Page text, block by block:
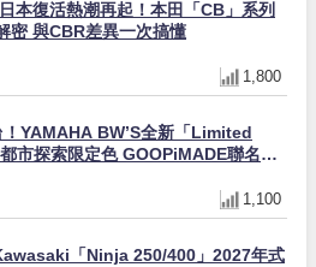
本復活熱潮再起！本田「CB」系列
密 與CBR差異一次搞懂
1,800
！YAMAHA BW’S全新「Limited
市探索限定色 GOOPiMADE聯名包
1,100
「Ninja 250/400」2027年式